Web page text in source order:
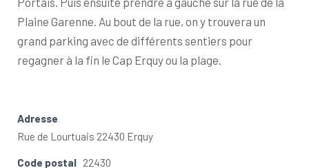
Plaine Garenne. Au bout de la rue, on y trouvera un
grand parking avec de différents sentiers pour
regagner à la fin le Cap Erquy ou la plage.
Adresse
Rue de Lourtuais 22430 Erquy
Code postal 22430